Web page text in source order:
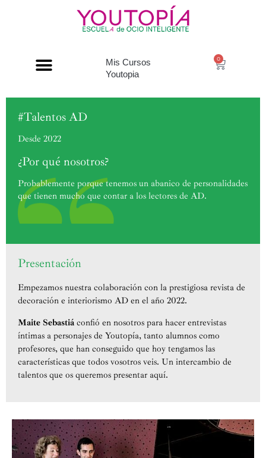
Mis Cursos
Youtopia
0
#Talentos AD
Desde 2022
¿Por qué nosotros?
Probablemente porque tenemos un abanico de personalidades
que tienen mucho que contar a los lectores de AD.
Presentación
Empezamos nuestra colaboración con la prestigiosa revista de
decoración e interiorismo AD en el año 2022.
Maite Sebastiá confió en nosotros para hacer entrevistas
íntimas a personajes de Youtopía, tanto alumnos como
profesores, que han conseguido que hoy tengamos las
características que todos vosotros veis. Un intercambio de
talentos que os queremos presentar aquí.